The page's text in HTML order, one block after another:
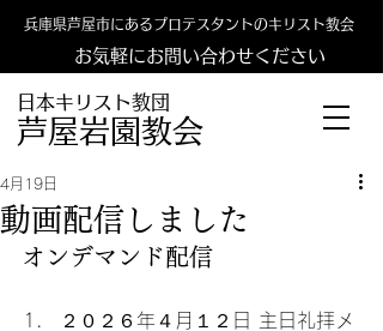
日本キリスト教団
​​芦屋岩園教会
兵庫県芦屋市にあるプロテスタントのキリスト教会
お気軽にお問い合わせください
動画配信しました
4月19日
オンデマンド配信
２０２６年４月１２日 主日礼拝メ